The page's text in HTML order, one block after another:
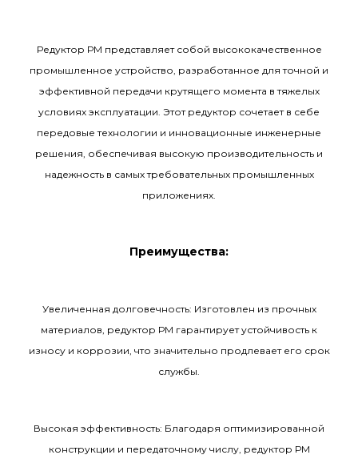
Редуктор РМ представляет собой высококачественное
промышленное устройство, разработанное для точной и
эффективной передачи крутящего момента в тяжелых
условиях эксплуатации. Этот редуктор сочетает в себе
передовые технологии и инновационные инженерные
решения, обеспечивая высокую производительность и
надежность в самых требовательных промышленных
приложениях.
Преимущества:
Увеличенная долговечность: Изготовлен из прочных
материалов, редуктор РМ гарантирует устойчивость к
износу и коррозии, что значительно продлевает его срок
службы.
Высокая эффективность: Благодаря оптимизированной
конструкции и передаточному числу, редуктор РМ